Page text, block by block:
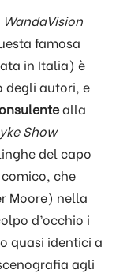
WandaVision
famosa
in Italia) è
degli autori, e
alla
Show
del capo
che
Moore) nella
d’occhio i
quasi identici a
agli